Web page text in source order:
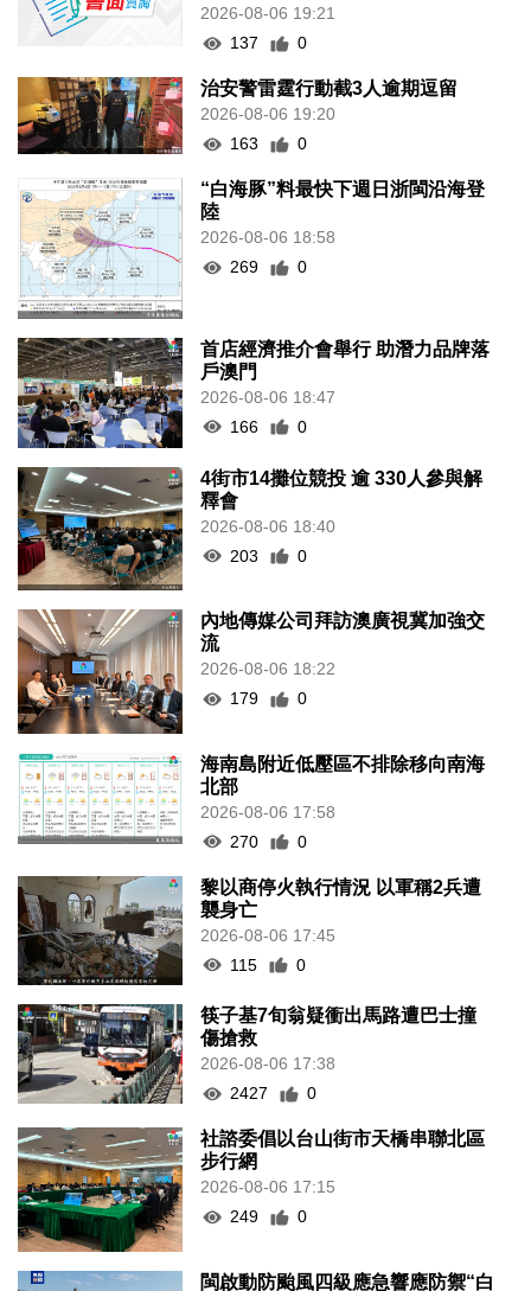
2026-08-06 19:21
137
0
治安警雷霆行動截3人逾期逗留
2026-08-06 19:20
163
0
“白海豚”料最快下週日浙閩沿海登
陸
2026-08-06 18:58
269
0
首店經濟推介會舉行 助潛力品牌落
戶澳門
2026-08-06 18:47
166
0
4街市14攤位競投 逾 330人參與解
釋會
2026-08-06 18:40
203
0
內地傳媒公司拜訪澳廣視冀加強交
流
2026-08-06 18:22
179
0
海南島附近低壓區不排除移向南海
北部
2026-08-06 17:58
270
0
黎以商停火執行情況 以軍稱2兵遭
襲身亡
2026-08-06 17:45
115
0
筷子基7旬翁疑衝出馬路遭巴士撞
傷搶救
2026-08-06 17:38
2427
0
社諮委倡以台山街市天橋串聯北區
步行網
2026-08-06 17:15
249
0
閩啟動防颱風四級應急響應防禦“白